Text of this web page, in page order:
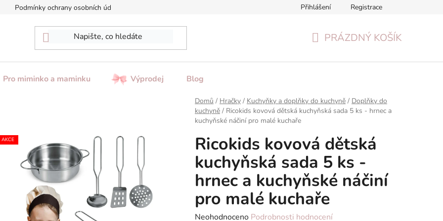
Podmínky ochrany osobních údajů Formulář pro odstoupení od smlouvy Reklamační formulář
Přihlášení Registrace
PRÁZDNÝ KOŠÍK
Pro miminko a maminku Výprodej Blog
Domů / Hračky / Kuchyňky a doplňky do kuchyně / Doplňky do
kuchyně / Ricokids kovová dětská kuchyňská sada 5 ks - hrnec a
kuchyňské náčiní pro malé kuchaře
Ricokids kovová dětská
kuchyňská sada 5 ks -
hrnec a kuchyňské náčiní
pro malé kuchaře
Průměrné
Neohodnoceno Podrobnosti hodnocení
AKCE